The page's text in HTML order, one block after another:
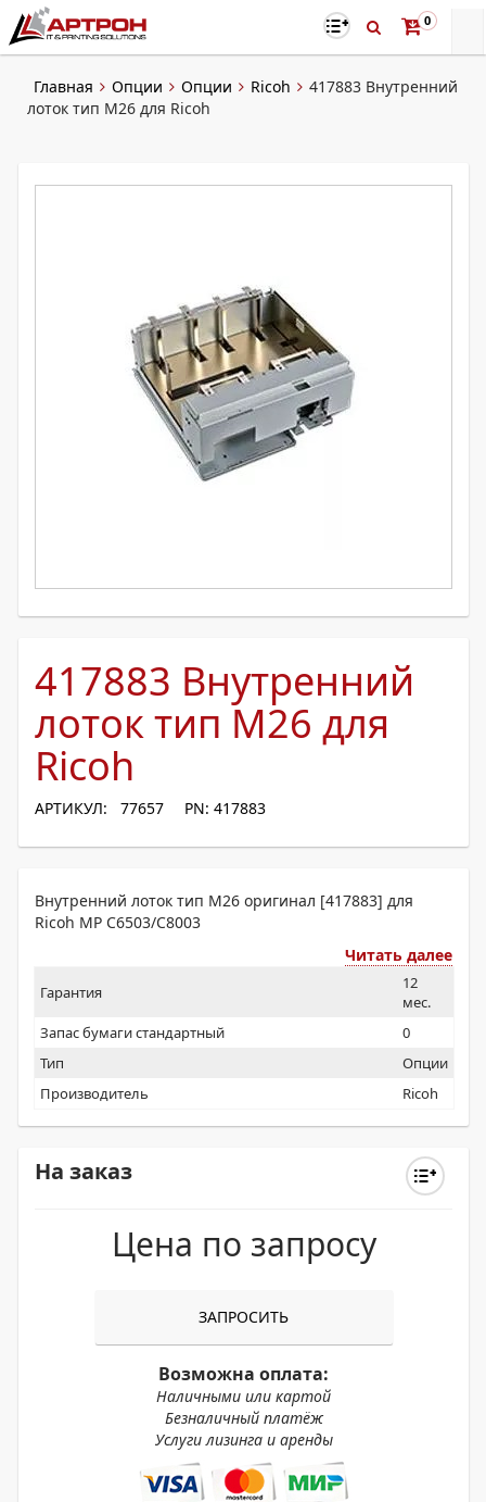
0
Главная Опции Опции Ricoh
417883 Внутренний
лоток тип M26 для Ricoh
417883 Внутренний
лоток тип M26 для
Ricoh
АРТИКУЛ: 77657 PN: 417883
Внутренний лоток тип M26 оригинал [417883] для
Ricoh MP C6503/C8003
Читать далее
Гарантия
12
мес.
Запас бумаги стандартный
0
Тип
Опции
Производитель
Ricoh
На заказ
Цена по запросу
ЗАПРОСИТЬ
Возможна оплата:
Наличными или картой
Безналичный платёж
Услуги лизинга и аренды